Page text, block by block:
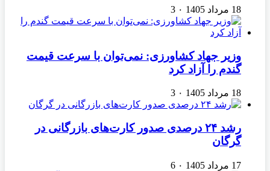
18 مرداد 1405 ۰ 3
وزیر جهاد کشاورزی: نمی‌توان با سرعت قیمت
گندم را آزاد کرد
18 مرداد 1405 ۰ 3
رشد ۲۴ درصدی صدور کارت‌های بازرگانی در
گرگان
17 مرداد 1405 ۰ 6